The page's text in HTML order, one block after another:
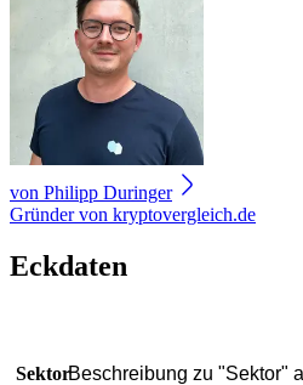
von Philipp Duringer
Gründer von kryptovergleich.de
Eckdaten
SektorBeschreibung zu "Sektor"